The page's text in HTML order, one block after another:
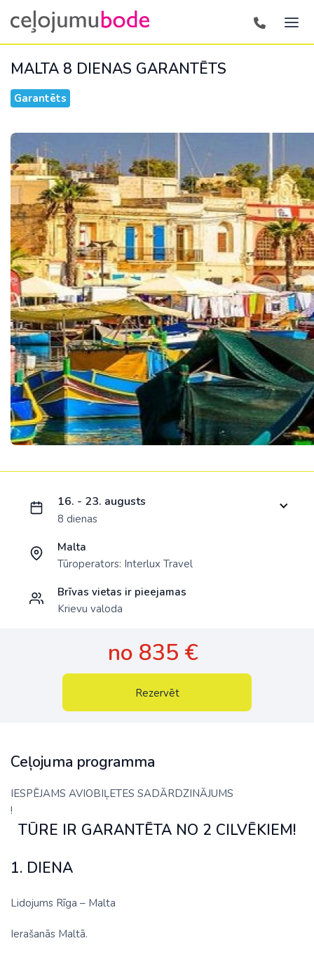
MALTA 8 DIENAS GARANTĒTS
Garantēts
Ceļojuma programma
IESPĒJAMS AVIOBIĻETES SADĀRDZINĀJUMS
!
TŪRE IR GARANTĒTA NO 2 CILVĒKIEM!
1. DIENA
Lidojums Rīga – Malta
Ierašanās Maltā.
16. - 23. augusts
8 dienas
Malta
Tūroperators: Interlux Travel
Brīvas vietas ir pieejamas
Krievu valoda
no 835 €
Rezervēt